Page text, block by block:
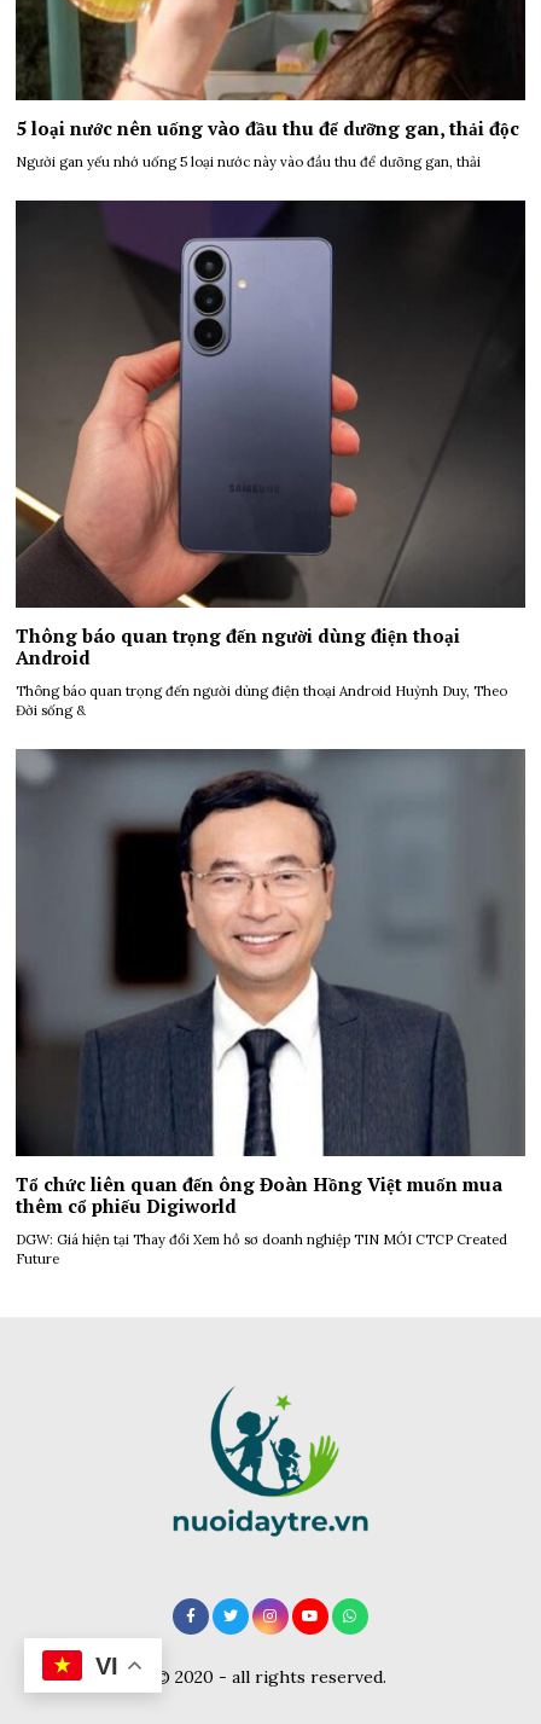
5 loại nước nên uống vào đầu thu để dưỡng gan, thải độc
Người gan yếu nhớ uống 5 loại nước này vào đầu thu để dưỡng gan, thải
Thông báo quan trọng đến người dùng điện thoại
Android
Thông báo quan trọng đến người dùng điện thoại Android Huỳnh Duy, Theo
Đời sống &
Tổ chức liên quan đến ông Đoàn Hồng Việt muốn mua
thêm cổ phiếu Digiworld
DGW: Giá hiện tại Thay đổi Xem hồ sơ doanh nghiệp TIN MỚI CTCP Created
Future
© 2020 - all rights reserved.
VI